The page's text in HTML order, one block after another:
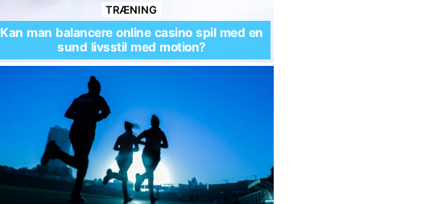
TRÆNING
Kan man balancere online casino spil med en
sund livsstil med motion?